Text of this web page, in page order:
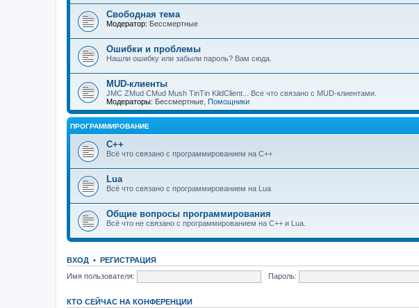
Свободная тема
Модератор: Бессмертные
Ошибки и проблемы
Нашли ошибку или забыли пароль? Вам сюда.
MUD-клиенты
JMC ZMud CMud Mush TinTin KildClient... Все что связано с MUD-клиентами.
Модераторы: Бессмертные Помощники
ПРОГРАММИРОВАНИЕ
C++
Всё что связано с программированием на С++
Lua
Всё что связано с программированием на Lua
Общие вопросы программирования
Всё что не связано с программированием на C++ и Lua.
ВХОД • РЕГИСТРАЦИЯ
Имя пользователя:
Пароль:
КТО СЕЙЧАС НА КОНФЕРЕНЦИИ